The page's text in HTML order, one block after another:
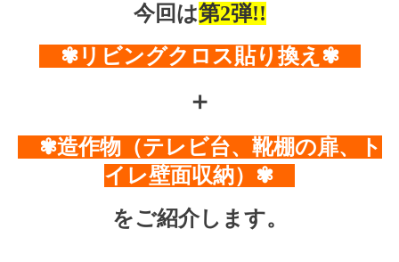
今回は第2弾!!
✾リビングクロス貼り換え✾
＋
✾造作物（テレビ台、靴棚の扉、ト
イレ壁面収納）✾
をご紹介します。